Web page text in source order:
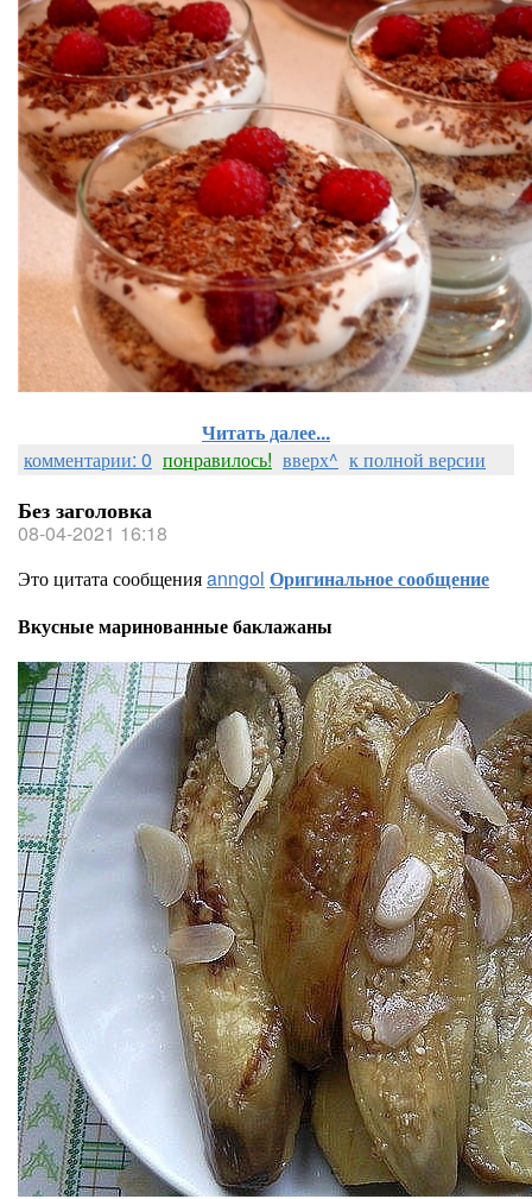
Читать далее...
комментарии: 0 понравилось! вверх^ к полной версии
Без заголовка
08-04-2021 16:18
Это цитата сообщенияanngol Оригинальное сообщение
Вкусные маринованные баклажаны